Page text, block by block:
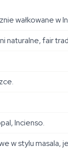
wałkowane w
naturalne, fair
Incienso.
w stylu masala,